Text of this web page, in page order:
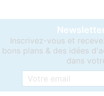
Inscrivez-vous et
bons plans & des idées
dans